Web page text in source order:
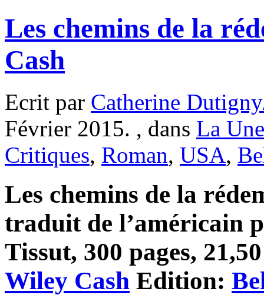
Les chemins de la
Cash
Ecrit par Catherine
Février 2015. , dans La
Critiques, Roman, USA,
Les chemins de la
traduit de l’américain
Tissut, 300 pages,
Wiley Cash Edition: